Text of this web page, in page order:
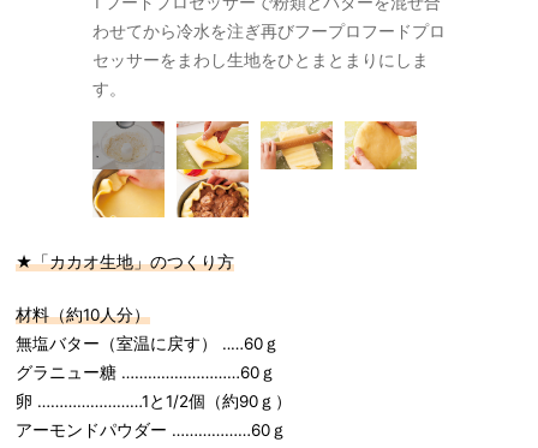
わせてから冷水を注ぎ再びフープロフードプロ
セッサーをまわし生地をひとまとまりにしま
す。
★「カカオ生地」のつくり方
材料（約10人分）
無塩バター（室温に戻す） ‥…60ｇ
グラニュー糖 ………………………60ｇ
卵 ……………………1と1/2個（約90ｇ）
アーモンドパウダー ………………60ｇ